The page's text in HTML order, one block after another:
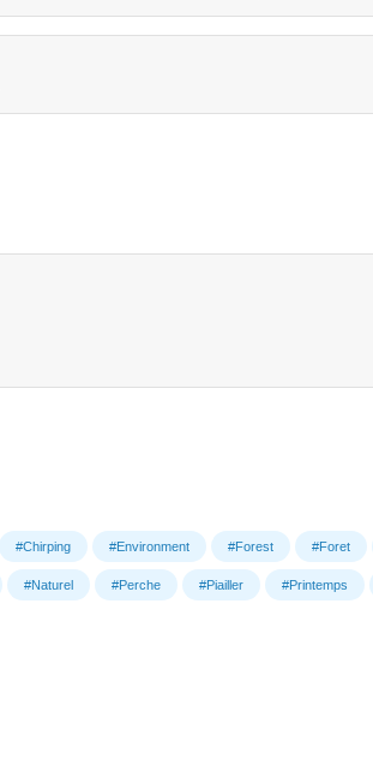
#Chirping #Environment #Forest #Foret
#Naturel #Perche #Piailler #Printemps